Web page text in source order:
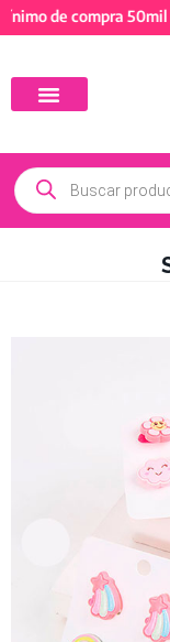
de compra 50mil